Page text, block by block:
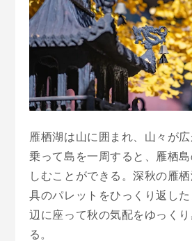
雁栖湖は山に囲まれ、山々が
乗って島を一周すると、雁栖
しむことができる。深秋の雁
具のパレットをひっくり返し
辺に座って秋の気配をゆっく
る。